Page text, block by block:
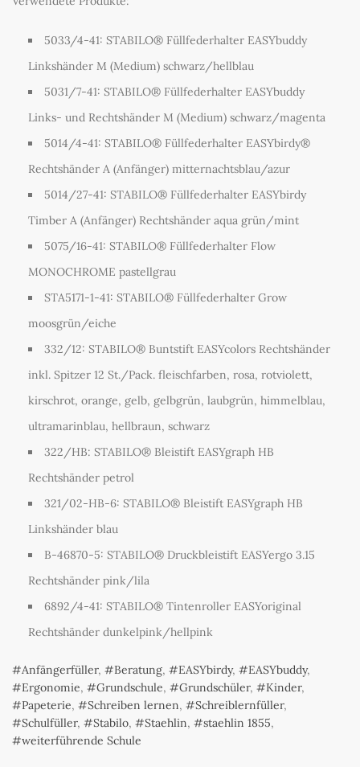
5033/4-41: STABILO® Füllfederhalter EASYbuddy
Linkshänder M (Medium) schwarz/hellblau
5031/7-41: STABILO® Füllfederhalter EASYbuddy
Links- und Rechtshänder M (Medium) schwarz/magenta
5014/4-41: STABILO® Füllfederhalter EASYbirdy®
Rechtshänder A (Anfänger) mitternachtsblau/azur
5014/27-41: STABILO® Füllfederhalter EASYbirdy
Timber A (Anfänger) Rechtshänder aqua grün/mint
5075/16-41: STABILO® Füllfederhalter Flow
MONOCHROME pastellgrau
STA5171-1-41: STABILO® Füllfederhalter Grow
moosgrün/eiche
332/12: STABILO® Buntstift EASYcolors Rechtshänder
inkl. Spitzer 12 St./Pack. fleischfarben, rosa, rotviolett,
kirschrot, orange, gelb, gelbgrün, laubgrün, himmelblau,
ultramarinblau, hellbraun, schwarz
322/HB: STABILO® Bleistift EASYgraph HB
Rechtshänder petrol
321/02-HB-6: STABILO® Bleistift EASYgraph HB
Linkshänder blau
B-46870-5: STABILO® Druckbleistift EASYergo 3.15
Rechtshänder pink/lila
6892/4-41: STABILO® Tintenroller EASYoriginal
Rechtshänder dunkelpink/hellpink
Anfängerfüller, Beratung, EASYbirdy, EASYbuddy,
Ergonomie, Grundschule, Grundschüler, Kinder,
Papeterie, Schreiben lernen, Schreiblernfüller,
Schulfüller, Stabilo, Staehlin, staehlin 1855,
weiterführende Schule